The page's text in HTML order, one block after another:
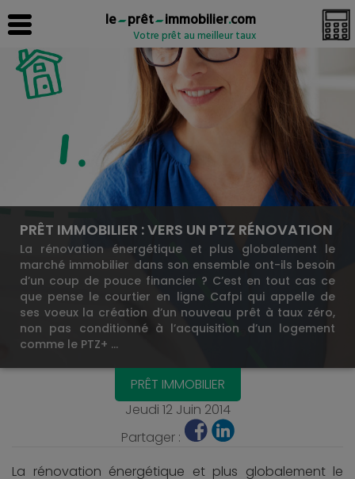
le prêt immobilier.com
Votre prêt au meilleur taux
PRÊT IMMOBILIER : VERS UN PTZ RÉNOVATION
La rénovation énergétique et plus globalement le
marché immobilier dans son ensemble ont-ils besoin
d’un coup de pouce financier ? C’est en tout cas ce
que pense le courtier en ligne Cafpi qui appelle de
ses voeux la création d’un nouveau prêt à taux zéro,
non pas conditionné à l’acquisition d’un logement
comme le PTZ+ …
PRÊT IMMOBILIER
Jeudi 12 Juin 2014
Partager :
La rénovation énergétique et plus globalement le